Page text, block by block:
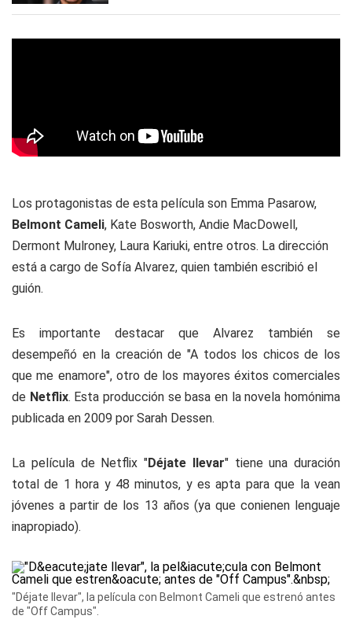
Los protagonistas de esta película son Emma Pasarow,
Belmont Cameli, Kate Bosworth, Andie MacDowell,
Dermont Mulroney, Laura Kariuki, entre otros. La dirección
está a cargo de Sofía Alvarez, quien también escribió el
guión.
Es importante destacar que Alvarez también se
desempeñó en la creación de "A todos los chicos de los
que me enamore", otro de los mayores éxitos comerciales
de Netflix. Esta producción se basa en la novela homónima
publicada en 2009 por Sarah Dessen.
La película de Netflix "Déjate llevar" tiene una duración
total de 1 hora y 48 minutos, y es apta para que la vean
jóvenes a partir de los 13 años (ya que conienen lenguaje
inapropiado).
"Déjate llevar", la película con Belmont Cameli que estrenó antes
de "Off Campus".